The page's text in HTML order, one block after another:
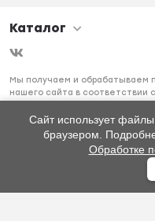
Каталог
Мы получаем и обрабатываем
нашего сайта в соответствии с
необходимо покинуть наш
Сайт использует
браузером.
Обработке